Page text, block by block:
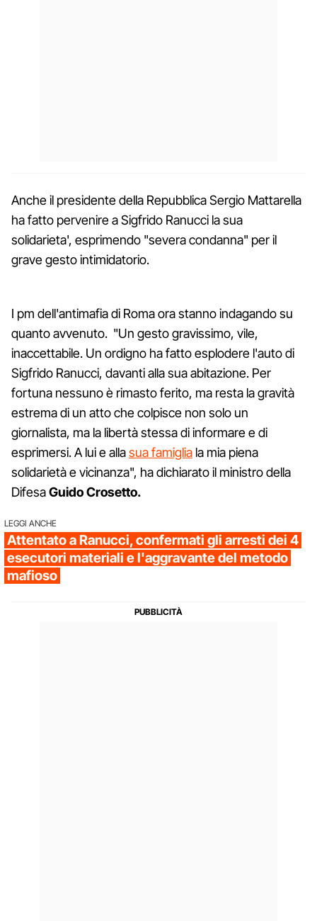
Anche il presidente della Repubblica Sergio Mattarella
ha fatto pervenire a Sigfrido Ranucci la sua
solidarieta', esprimendo "severa condanna" per il
grave gesto intimidatorio.
I pm dell'antimafia di Roma ora stanno indagando su
quanto avvenuto. "Un gesto gravissimo, vile,
inaccettabile. Un ordigno ha fatto esplodere l'auto di
Sigfrido Ranucci, davanti alla sua abitazione. Per
fortuna nessuno è rimasto ferito, ma resta la gravità
estrema di un atto che colpisce non solo un
giornalista, ma la libertà stessa di informare e di
esprimersi. A lui e allasua famiglia la mia piena
solidarietà e vicinanza", ha dichiarato il ministro della
DifesaGuido Crosetto.
LEGGI ANCHE
Attentato a Ranucci, confermati gli arresti dei 4
esecutori materiali e l'aggravante del metodo
mafioso